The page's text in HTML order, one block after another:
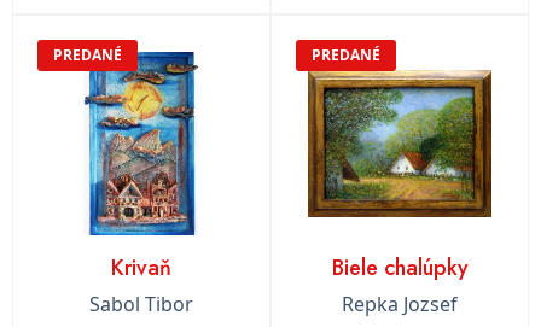
PREDANÉ
Krivaň
Sabol Tibor
PREDANÉ
Biele chalúpky
Repka Jozsef